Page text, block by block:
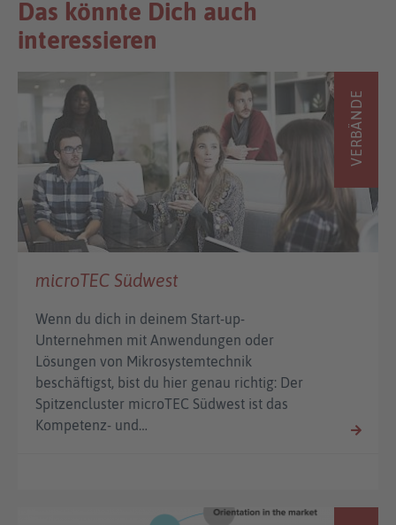
Das könnte Dich auch
interessieren
VERBÄNDE
microTEC Südwest
Wenn du dich in deinem Start-up-
Unternehmen mit Anwendungen oder
Lösungen von Mikrosystemtechnik
beschäftigst, bist du hier genau richtig: Der
Spitzencluster microTEC Südwest ist das
Kompetenz- und…